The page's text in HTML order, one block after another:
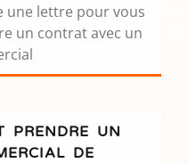
une lettre pour vous
un contrat avec un
PRENDRE UN
DE